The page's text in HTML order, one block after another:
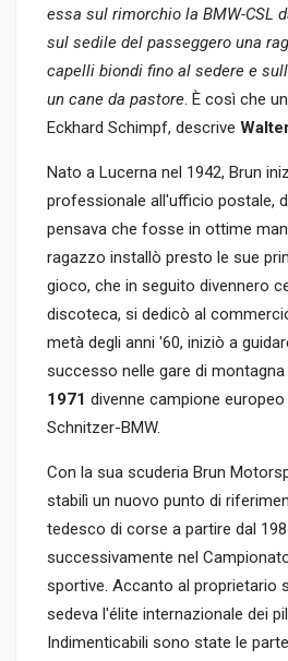
essa sul rimorchio la BMW-CSL
sul sedile del passeggero una
capelli biondi fino al sedere e
un cane da pastore. È così che
Eckhard Schimpf, descrive
Nato a Lucerna nel 1942, Brun
professionale all'ufficio postale,
pensava che fosse in ottime
ragazzo installò presto le sue
gioco, che in seguito divennero
discoteca, si dedicò al
metà degli anni '60, iniziò a
successo nelle gare di montagna
1971 divenne campione
Schnitzer-BMW.
Con la sua scuderia Brun
stabilì un nuovo punto di
tedesco di corse a partire dal
successivamente nel
sportive. Accanto al proprietario
sedeva l'élite internazionale dei
Indimenticabili sono state le